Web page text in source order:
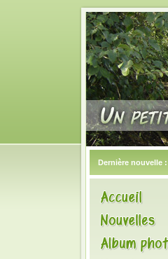
Dernière nouvelle :